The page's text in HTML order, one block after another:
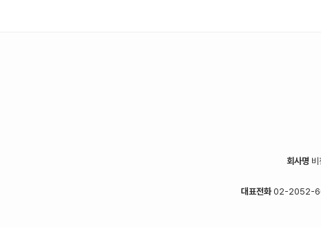
회사명
대표전화 02-2052-